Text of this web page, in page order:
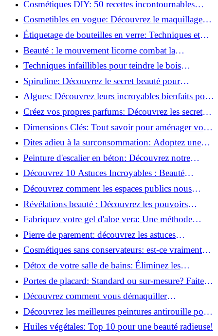
Cosmétiques DIY: 50 recettes incontournables
pour sublimer votre beauté naturelle!
Cosmetibles en vogue: Découvrez le maquillage
100% comestible!
Étiquetage de bouteilles en verre: Techniques et
astuces incontournables!
Beauté : le mouvement licorne combat la
surconsommation !
Techniques infaillibles pour teindre le bois
naturellement: Découvrez comment!
Spiruline: Découvrez le secret beauté pour
revitaliser les peaux fatiguées!
Algues: Découvrez leurs incroyables bienfaits pour
la santé et la beauté!
Créez vos propres parfums: Découvrez les secrets
de la fabrication artisanale!
Dimensions Clés: Tout savoir pour aménager votre
salle de bains!
Dites adieu à la surconsommation: Adoptez une
vie plus simple!
Peinture d'escalier en béton: Découvrez notre
tutoriel facile et rapide!
Découvrez 10 Astuces Incroyables : Beauté
Naturelle avec le Concombre !
Découvrez comment les espaces publics nous
incitent à être plus actifs : Révélations surprenantes!
Révélations beauté : Découvrez les pouvoirs
insoupçonnés du concombre!
Fabriquez votre gel d'aloe vera: Une méthode
simple et rapide à la maison!
Pierre de parement: découvrez les astuces
infaillibles pour un nettoyage parfait!
Cosmétiques sans conservateurs: est-ce vraiment
possible?
Détox de votre salle de bains: Éliminez les
ingrédients nocifs dès maintenant!
Portes de placard: Standard ou sur-mesure? Faites
le meilleur choix!
Découvrez comment vous démaquiller
naturellement: Astuces et secrets révélés!
Découvrez les meilleures peintures antirouille pour
le fer: Top 12 analysé!
Huiles végétales: Top 10 pour une beauté radieuse!